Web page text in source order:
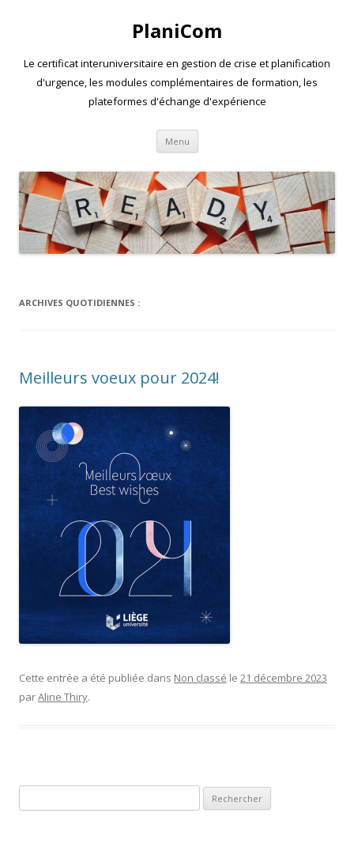
PlaniCom
Le certificat interuniversitaire en gestion de crise et planification
d'urgence, les modules complémentaires de formation, les
plateformes d'échange d'expérience
Menu Aller
contenu
ARCHIVES QUOTIDIENNES :
Meilleurs voeux pour 2024!
Cette entrée a été publiée dans Non classé le 21 décembre 2023
parAline Thiry.